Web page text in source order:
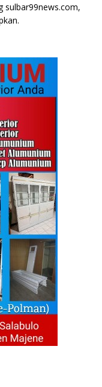
sulbar99news.com,